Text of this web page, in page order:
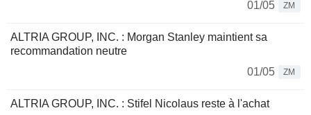
01/05 ZM
ALTRIA GROUP, INC. : Morgan Stanley maintient sa
recommandation neutre
01/05
ZM
ALTRIA GROUP, INC. : Stifel Nicolaus reste à l'achat